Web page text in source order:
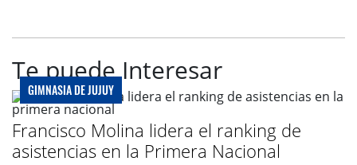
Te puede Interesar
GIMNASIA DE JUJUY
Francisco Molina lidera el ranking de
asistencias en la Primera Nacional